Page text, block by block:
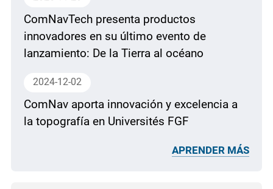
ComNavTech presenta productos
innovadores en su último evento de
lanzamiento: De la Tierra al océano
2024-12-02
ComNav aporta innovación y excelencia a
la topografía en Universités FGF
APRENDER MÁS